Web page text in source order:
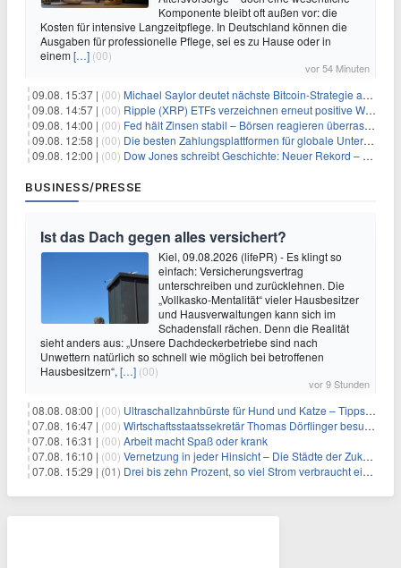
Komponente bleibt oft außen vor: die
Kosten für intensive Langzeitpflege. In Deutschland können die
Ausgaben für professionelle Pflege, sei es zu Hause oder in
einem[…] (00)
vor 54 Minuten
09.08. 15:37 | (00) Michael Saylor deutet nächste Bitcoin-Strategie an: Analysten erwarten weiteren Verkauf
09.08. 14:57 | (00) Ripple (XRP) ETFs verzeichnen erneut positive Woche, doch neue Bedenken tauchen auf
09.08. 14:00 | (00) Fed hält Zinsen stabil – Börsen reagieren überraschend volatil
09.08. 12:58 | (00) Die besten Zahlungsplattformen für globale Unternehmen im Jahr 2026
09.08. 12:00 | (00) Dow Jones schreibt Geschichte: Neuer Rekord – und Amazon knackt die nächste Billionen-Marke
BUSINESS/PRESSE
Ist das Dach gegen alles versichert?
Kiel, 09.08.2026 (lifePR) - Es klingt so
einfach: Versicherungsvertrag
unterschreiben und zurücklehnen. Die
„Vollkasko-Mentalität“ vieler Hausbesitzer
und Hausverwaltungen kann sich im
Schadensfall rächen. Denn die Realität
sieht anders aus: „Unsere Dachdeckerbetriebe sind nach
Unwettern natürlich so schnell wie möglich bei betroffenen
Hausbesitzern“, […] (00)
vor 9 Stunden
08.08. 08:00 | (00) Ultraschallzahnbürste für Hund und Katze – Tipps zur erfolgreichen Eingewöhnung
07.08. 16:47 | (00) Wirtschaftsstaatssekretär Thomas Dörflinger besucht Handwerksbetrieb im Kammerbezirk Freiburg
07.08. 16:31 | (00) Arbeit macht Spaß oder krank
07.08. 16:10 | (00) Vernetzung in jeder Hinsicht – Die Städte der Zukunft sind grün-blau
07.08. 15:29 | (01) Drei bis zehn Prozent, so viel Strom verbraucht ein Aufzug im Gebäude